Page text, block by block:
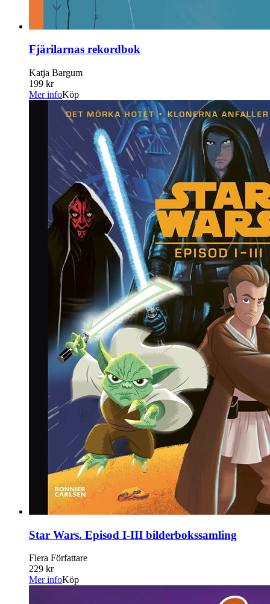
Fjärilarnas rekordbok
Katja Bargum
199 kr
Mer infoKöp
Star Wars. Episod I-III bilderbokssamling
Flera Författare
229 kr
Mer infoKöp